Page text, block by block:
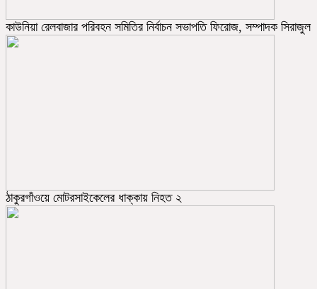
কাউনিয়া রেলবাজার পরিবহন সমিতির নির্বাচন সভাপতি ফিরোজ, সম্পাদক সিরাজুল
ঠাকুরগাঁওয়ে মোটরসাইকেলের ধাক্কায় নিহত ২